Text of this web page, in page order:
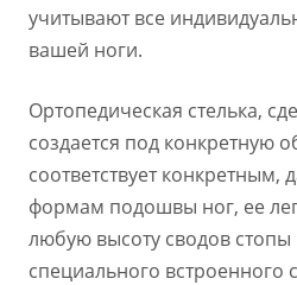
учитывают все
вашей ноги.
Ортопедическая стелька,
создается под конкретную
соответствует
формам подошвы ног, ее
любую высоту сводов
специального встроенного